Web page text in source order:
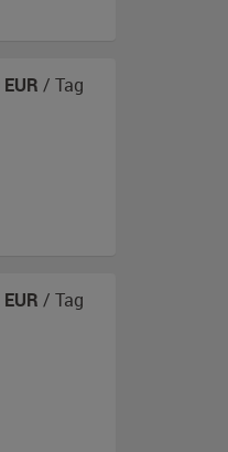
EUR / Tag
EUR / Tag